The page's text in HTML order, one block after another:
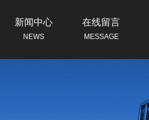
新闻中心
NEWS
在线留言
MESSAGE